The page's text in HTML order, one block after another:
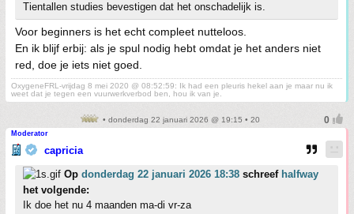
Tientallen studies bevestigen dat het onschadelijk is.
Voor beginners is het echt compleet nutteloos.
En ik blijf erbij: als je spul nodig hebt omdat je het anders niet
red, doe je iets niet goed.
OxygeneFRL-vrijdag 8 mei 2020 @ 08:52:59: Ik had een pleuris hekel aan je maar nu ik
weet dat je tegen een vuurwerkverbod ben, hou ik van je.
• donderdag 22 januari 2026 @ 19:15 • 20
Moderator
capricia
Op donderdag 22 januari 2026 18:38 schreef halfway
het volgende:
Ik doe het nu 4 maanden ma-di vr-za